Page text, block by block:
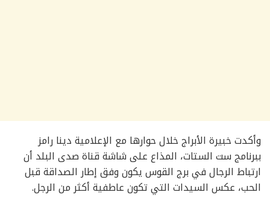
وأكدت خبيرة الأبراج خلال حوارها مع الإعلامية دينا رامز
ببرنامج ست الستات، المذاع على شاشة قناة صدى البلد أن
ارتباط الرجال في برج القوس يكون وفق إطار الصداقة قبل
الحب، عكس السيدات التي تكون عاطفية أكثر من الرجل.